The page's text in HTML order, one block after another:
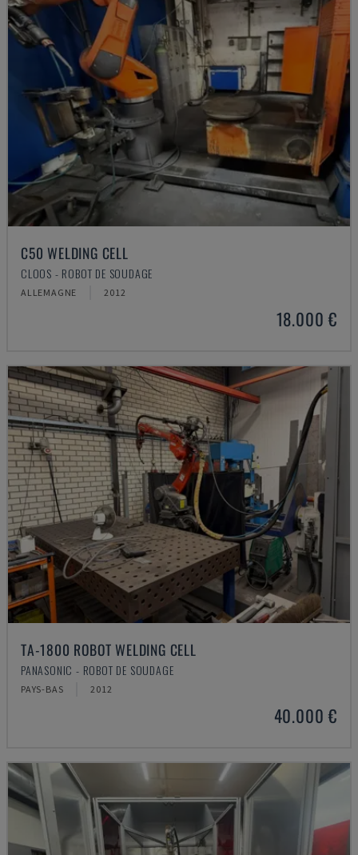
C50 WELDING CELL
CLOOS - ROBOT DE SOUDAGE
ALLEMAGNE 2012
18.000 €
TA-1800 ROBOT WELDING CELL
PANASONIC - ROBOT DE SOUDAGE
PAYS-BAS 2012
40.000 €